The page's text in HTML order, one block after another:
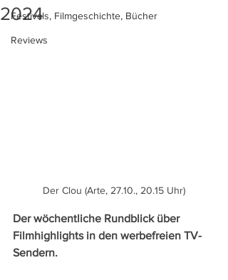
Festivals, Filmgeschichte, Bücher
Reviews
2024
Der Clou (Arte, 27.10., 20.15 Uhr)
Der wöchentliche Rundblick über
Filmhighlights in den werbefreien TV-
Sendern.